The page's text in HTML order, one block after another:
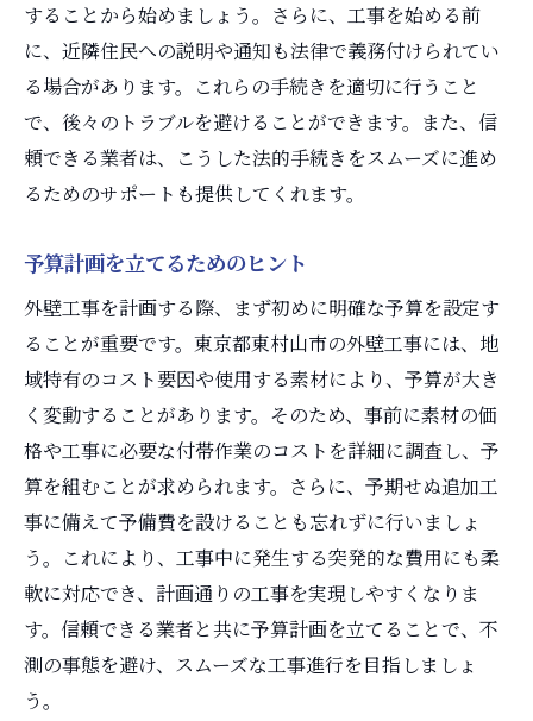
することから始めましょう。さらに、工事を始める前
に、近隣住民への説明や通知も法律で義務付けられてい
る場合があります。これらの手続きを適切に行うこと
で、後々のトラブルを避けることができます。また、信
頼できる業者は、こうした法的手続きをスムーズに進め
るためのサポートも提供してくれます。
予算計画を立てるためのヒント
外壁工事を計画する際、まず初めに明確な予算を設定す
ることが重要です。東京都東村山市の外壁工事には、地
域特有のコスト要因や使用する素材により、予算が大き
く変動することがあります。そのため、事前に素材の価
格や工事に必要な付帯作業のコストを詳細に調査し、予
算を組むことが求められます。さらに、予期せぬ追加工
事に備えて予備費を設けることも忘れずに行いましょ
う。これにより、工事中に発生する突発的な費用にも柔
軟に対応でき、計画通りの工事を実現しやすくなりま
す。信頼できる業者と共に予算計画を立てることで、不
測の事態を避け、スムーズな工事進行を目指しましょ
う。